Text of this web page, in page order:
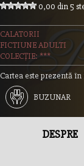
0,00 din 5
CALATORII
FICTIUNE ADULTI
COLECȚIE: ***
Cartea este prezentă
BUZUNAR
DESPRE